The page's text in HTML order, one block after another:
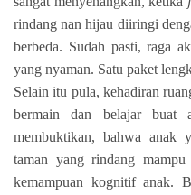
rindang nan hijau diiringi
berbeda. Sudah pasti, raga
yang nyaman. Satu paket
Selain itu pula, kehadiran
bermain dan belajar buat
membuktikan, bahwa anak
taman yang rindang
kemampuan kognitif anak.